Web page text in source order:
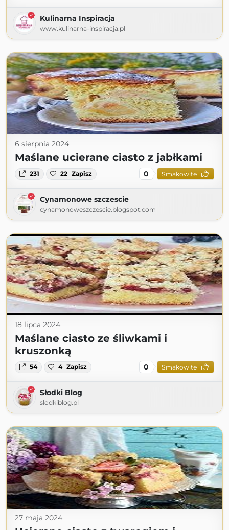
Kulinarna Inspiracja
www.kulinarna-inspiracja.pl
6 sierpnia 2024
Maślane ucierane ciasto z jabłkami
231 22 Zapisz 0 Smakowite
Cynamonowe szczescie
cynamonoweszczescie.blogspot.com
18 lipca 2024
Maślane ciasto ze śliwkami i
kruszonką
54 4 Zapisz 0 Smakowite
Słodki Blog
slodkiblog.pl
27 maja 2024